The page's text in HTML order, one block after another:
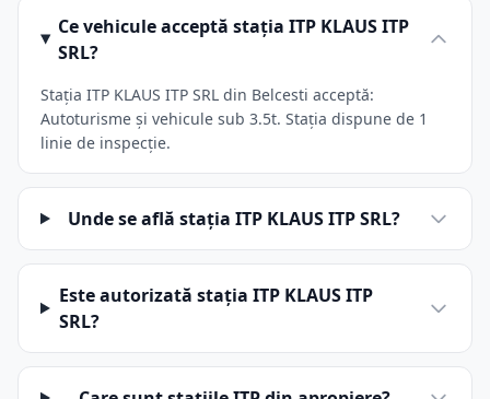
Ce vehicule acceptă stația ITP KLAUS ITP
SRL?
Stația ITP KLAUS ITP SRL din Belcesti acceptă:
Autoturisme și vehicule sub 3.5t. Stația dispune de 1
linie de inspecție.
Unde se află stația ITP KLAUS ITP SRL?
Este autorizată stația ITP KLAUS ITP
SRL?